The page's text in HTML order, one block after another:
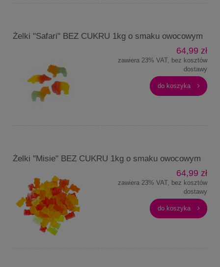
Żelki "Safari" BEZ CUKRU 1kg o smaku owocowym
64,99 zł
zawiera 23% VAT, bez kosztów
dostawy
do koszyka
Żelki "Misie" BEZ CUKRU 1kg o smaku owocowym
64,99 zł
zawiera 23% VAT, bez kosztów
dostawy
do koszyka